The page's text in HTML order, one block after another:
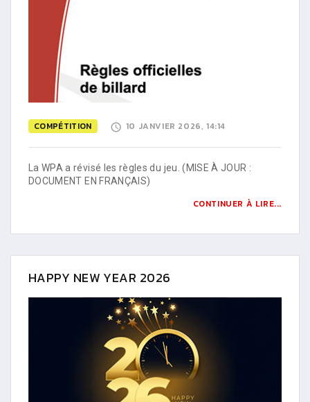
COMPÉTITION 10 JANVIER 2026, 14:14
La WPA a révisé les règles du jeu. (MISE À JOUR :
DOCUMENT EN FRANÇAIS)
CONTINUER À LIRE...
HAPPY NEW YEAR 2026